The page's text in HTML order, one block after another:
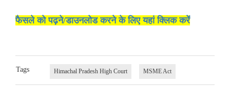
फैसले को पढ़ने/डाउनलोड करने के लिए यहां क्लिक करें
Tags Himachal Pradesh High Court MSME Act